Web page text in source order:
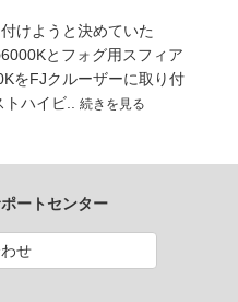
けようと決めていた
とフォグ用スフィア
をFJクルーザーに取り付
ハイビ.. 続きを見る
ートセンター
せ